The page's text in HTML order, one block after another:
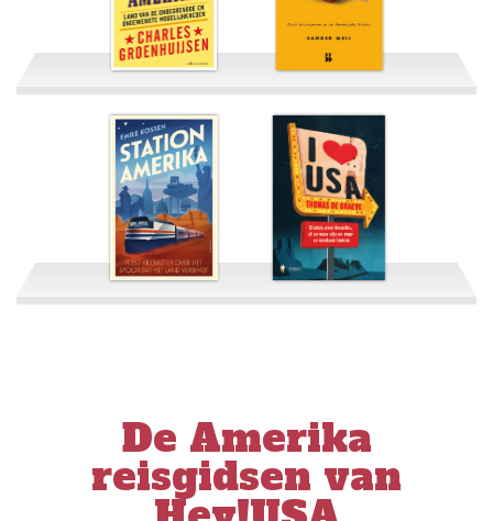
De Verdeelde staten
van Amerika
God bless America
De Amerika
reisgidsen van